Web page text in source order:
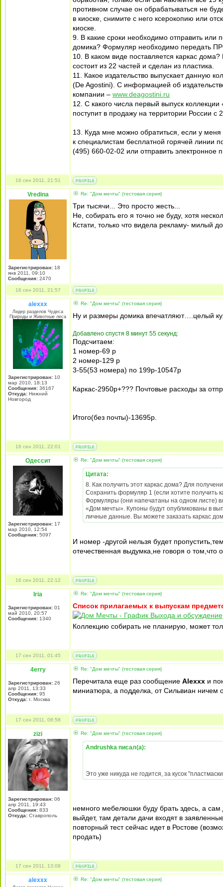
противном случае он обрабатываться не
в киоске, снимите с него ксерокопию или
киоске.
9. В какие сроки необходимо отправить или
домика? Формуляр необходимо передать
10. В каком виде поставляется каркас
состоит из 22 частей и сделан из пластика.
11. Какое издательство выпускает данную
(De Agostini). С информацией об
компании – www.deagostini.ru
12. С какого числа первый выпуск
поступит в продажу на территории России с
13. Куда мне можно обратиться, если у
к специалистам бесплатной горячей линии
(495) 660-02-02 или отправить электронное
16 сен 2011, 21:51
Vredina
Зарегистрирован: 18
янв 2011, 09:10
Сообщения: 2470
Re: "Дом мечты" (тестовая серия)
Три тысячи... Это просто жесть...
Не, собирать его я точно не буду, хотя
Кстати, только что видела рекламу- милый
16 сен 2011, 21:57
alexxx
Лидер разделов Чудеса
Природы и Животные леса
Зарегистрирован: 10
мар 2010, 18:13
Сообщения: 36167
Откуда: Нижний
Новгород
Re: "Дом мечты" (тестовая серия)
Ну и размеры домика впечатляют….целый
Добавлено спустя 8 минут 55 секунд:
Подсчитаем:
1 номер-69 р
2 номер-129 р
3-55(53 номера) по 199р-10547р
Каркас-2950р+??? Почтовые расходы за
Итого(без почты)-13695р.
16 сен 2011, 22:01
Одессит
Зарегистрирован: 17
мар 2010, 12:54
Сообщения: 5097
Re: "Дом мечты" (тестовая серия)
Цитата:
8. Как получить этот каркас дома? Для
Сохранить формуляр 1 (если хотите получить
Формуляры (они напечатаны на одном листе)
«Дом мечты». Купоны будут опубликованы в
личные данные. Вы можете заказать каркас
И номер -другой нельзя будет
отечественная выдумка,не говоря о том,что
16 сен 2011, 22:12
Iria
Зарегистрирован: 01
май 2010, 20:57
Сообщения: 1340
Re: "Дом мечты" (тестовая серия)
Список прилагаемых к выпускам
Коллекцию собирать не планирую, может
17 сен 2011, 01:45
4erry
Зарегистрирован: 26
апр 2011, 13:33
Сообщения: 95
Откуда: г. Москва
Re: "Дом мечты" (тестовая серия)
Перечитала еще раз сообщение Аlexxx и
миниатюра, а подделка, от Сильвиан ничем
17 сен 2011, 08:58
zizi
Зарегистрирован: 06
апр 2011, 19:43
Сообщения: 833
Откуда: Ставрополь
Re: "Дом мечты" (тестовая серия)
Andrushka писал(а):
Это уже никуда не годится, за кусок
немного мебелюшки буду брать здесь, а
выйдет, там детали дачи входят в
повторный тест сейчас идет в Ростове
продать)
17 сен 2011, 13:08
alexxx Re: "Дом мечты" (тестовая серия)